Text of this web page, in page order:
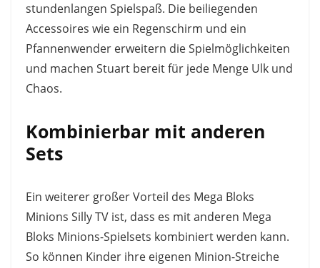
stundenlangen Spielspaß. Die beiliegenden
Accessoires wie ein Regenschirm und ein
Pfannenwender erweitern die Spielmöglichkeiten
und machen Stuart bereit für jede Menge Ulk und
Chaos.
Kombinierbar mit anderen
Sets
Ein weiterer großer Vorteil des Mega Bloks
Minions Silly TV ist, dass es mit anderen Mega
Bloks Minions-Spielsets kombiniert werden kann.
So können Kinder ihre eigenen Minion-Streiche